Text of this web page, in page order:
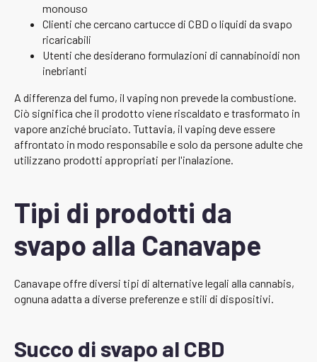
monouso
Clienti che cercano cartucce di CBD o liquidi da svapo
ricaricabili
Utenti che desiderano formulazioni di cannabinoidi non
inebrianti
A differenza del fumo, il vaping non prevede la combustione.
Ciò significa che il prodotto viene riscaldato e trasformato in
vapore anziché bruciato. Tuttavia, il vaping deve essere
affrontato in modo responsabile e solo da persone adulte che
utilizzano prodotti appropriati per l'inalazione.
Tipi di prodotti da
svapo alla Canavape
Canavape offre diversi tipi di alternative legali alla cannabis,
ognuna adatta a diverse preferenze e stili di dispositivi.
Succo di svapo al CBD